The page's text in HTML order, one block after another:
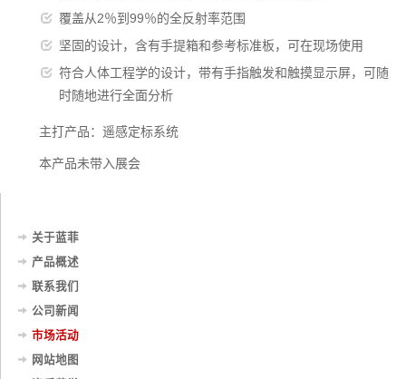
覆盖从2％到99％的全反射率范围
坚固的设计，含有手提箱和参考标准板，可在现场使用
符合人体工程学的设计，带有手指触发和触摸显示屏，可随
时随地进行全面分析
主打产品：遥感定标系统
本产品未带入展会
关于蓝菲
产品概述
联系我们
公司新闻
市场活动
网站地图